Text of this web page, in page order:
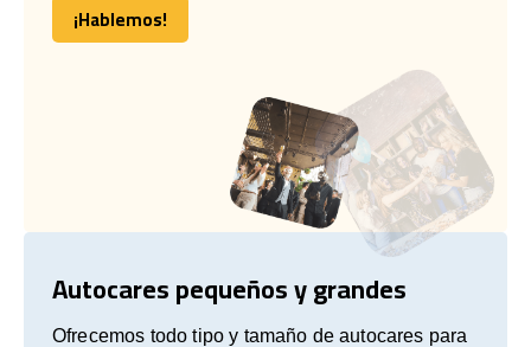
¡Hablemos!
¡Hablemos!
Autocares pequeños y grandes
Ofrecemos todo tipo y tamaño de autocares para